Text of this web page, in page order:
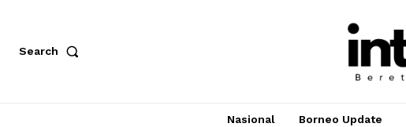
Search
Nasional Borneo Update